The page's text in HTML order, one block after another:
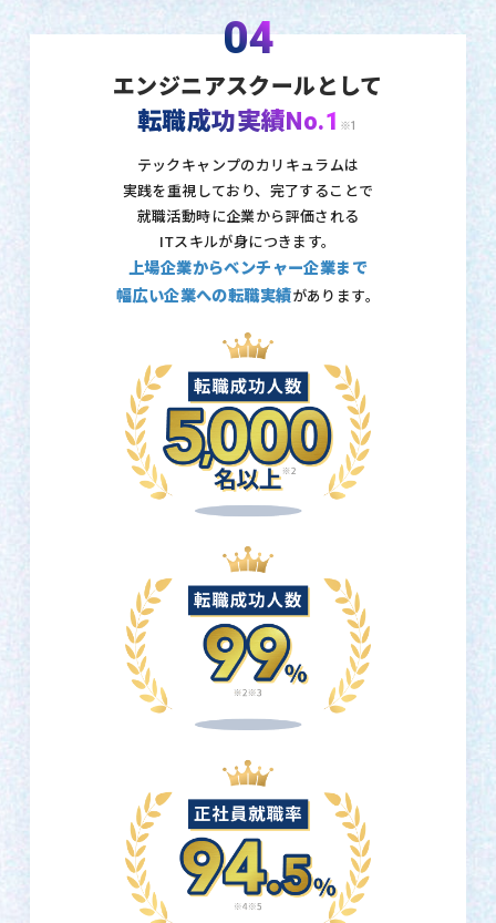
04
エンジニアスクールとして
転職成功実績No.1 ※1
テックキャンプのカリキュラムは
実践を重視しており、 完了することで
就職活動時に企業から評価される
ITスキルが身につきます。
上場企業からベンチャー企業まで
幅広い企業への転職実績があります。